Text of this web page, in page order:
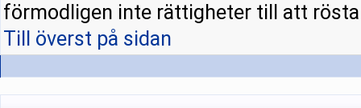
förmodligen inte rättigheter till att
Till överst på sidan